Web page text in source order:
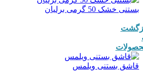
بستنی خشک 50 گرمی برلیان
قاشق بستنی ویلمس